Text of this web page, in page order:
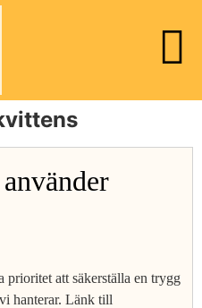
prioritet att säkerställa en trygg
hanterar. Länk till